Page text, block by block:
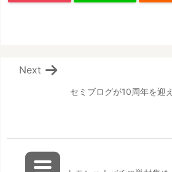
セミブログが10周年を迎
Next